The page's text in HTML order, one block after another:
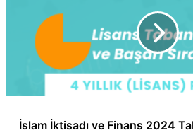
İslam İktisadı ve Finans 2024